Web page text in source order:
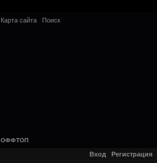
Карта сайта Поиск
ОФФТОП
Вход Регистрация